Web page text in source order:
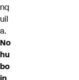
nq
uil
a.
No
hu
bo